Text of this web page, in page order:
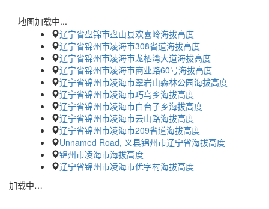
地图加载中...
辽宁省盘锦市盘山县欢喜岭海拔高度
辽宁省锦州市凌海市308省道海拔高度
辽宁省锦州市凌海市龙栖湾大道海拔高度
辽宁省锦州市凌海市商业路60号海拔高度
辽宁省锦州市凌海市翠岩山森林公园海拔高度
辽宁省锦州市凌海市巧鸟乡海拔高度
辽宁省锦州市凌海市白台子乡海拔高度
辽宁省锦州市凌海市云山路海拔高度
辽宁省锦州市凌海市209省道海拔高度
Unnamed Road, 义县锦州市辽宁省海拔高度
锦州市凌海市海拔高度
辽宁省锦州市凌海市优字村海拔高度
加载中…